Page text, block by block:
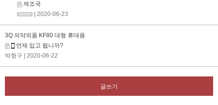
제조국
| 2020-06-23
3Q 의약외품 KF80 대형 휴대용
언제 입고 됩니까?
박형구
| 2020-06-22
글쓰기